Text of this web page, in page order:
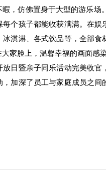
，仿佛置身于大型的游乐
个孩子都能收获满满。在
淇淋、各式饮品等，全部
家脸上，温馨幸福的画面感染
暨亲子同乐活动完美收官
加深了员工与家庭成员之